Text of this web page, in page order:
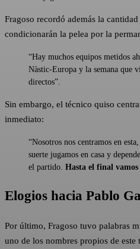
Fragoso recordó además la
condicionarán la pelea por la
“Hay muchos equipos metidos
Nàstic-Europa y la semana que
directos”.
Sin embargo, el técnico quiso
inmediato:
“Nosotros nos centramos en
suerte jugamos en casa y
el partido. Hasta el final
Elogios hacia Pablo
Por último, Fragoso tuvo palabras
uno de los nombres propios de